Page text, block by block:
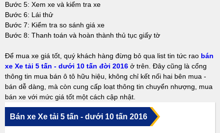
Bước 5: Xem xe và kiểm tra xe
Bước 6: Lái thử
Bước 7: Kiểm tra so sánh giá xe
Bước 8: Thanh toán và hoàn thành thủ tục giấy tờ
Để mua xe giá tốt, quý khách hàng đừng bỏ qua list tin tức rao bán
xe Xe tải 5 tấn - dưới 10 tấn đời 2016 ở trên. Đây cũng là cổng
thông tin mua bán ô tô hữu hiệu, không chỉ kết nối hai bên mua -
bán dễ dàng, mà còn cung cấp loạt thông tin chuyển nhượng, mua
bán xe với mức giá tốt một cách cập nhật.
Bán xe Xe tải 5 tấn - dưới 10 tấn 2016